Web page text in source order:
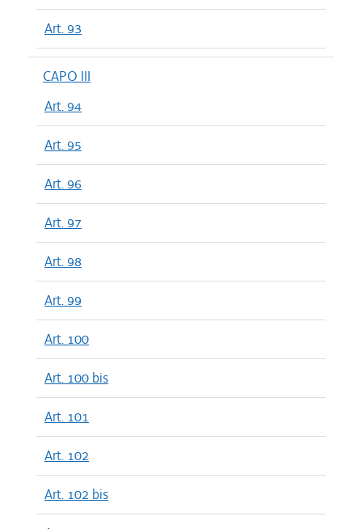
Art. 93
CAPO III
Art. 94
Art. 95
Art. 96
Art. 97
Art. 98
Art. 99
Art. 100
Art. 100 bis
Art. 101
Art. 102
Art. 102 bis